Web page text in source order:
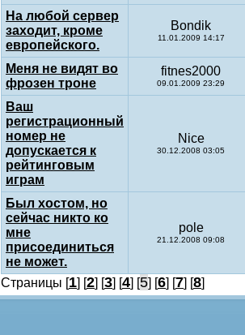
На любой сервер
заходит, кроме
европейского.
Bondik
11.01.2009 14:17
Меня не видят во
фрозен троне
fitnes2000
09.01.2009 23:29
Ваш
регистрационный
номер не
допускается к
рейтинговым
играм
Nice
30.12.2008 03:05
Был хостом, но
сейчас никто ко
мне
присоединиться
не может.
pole
21.12.2008 09:08
Страницы [1] [2] [3] [4] [5] [6] [7] [8]